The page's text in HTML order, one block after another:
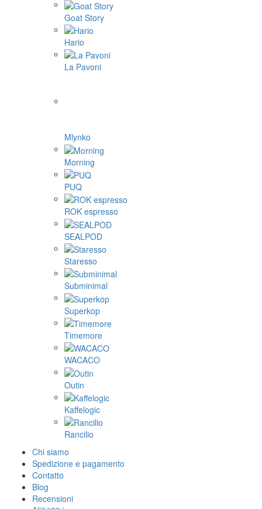
Goat Story
Hario
La Pavoni
Mlynko
Morning
PUQ
ROK espresso
SEALPOD
Staresso
Subminimal
Superkop
Timemore
WACACO
Outin
Kaffelogic
Rancilio
Chi siamo
Spedizione e pagamento
Contatto
Blog
Recensioni